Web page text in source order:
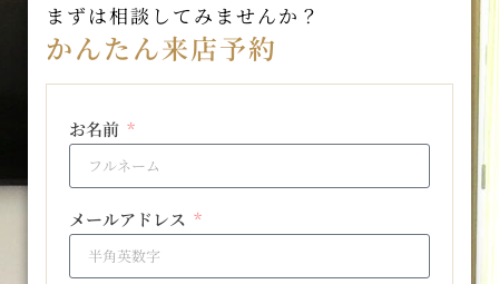
まずは相談してみませんか？
かんたん来店予約
お名前
メールアドレス